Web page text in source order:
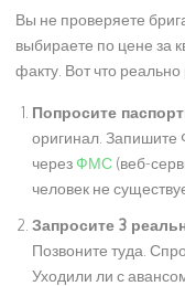
Вы не проверяете
выбираете по цене за
факту. Вот что реально
Попросите
оригинал.
черезФМС (веб-
человек не
Запросите 3
Позвоните туда.
Уходили ли с